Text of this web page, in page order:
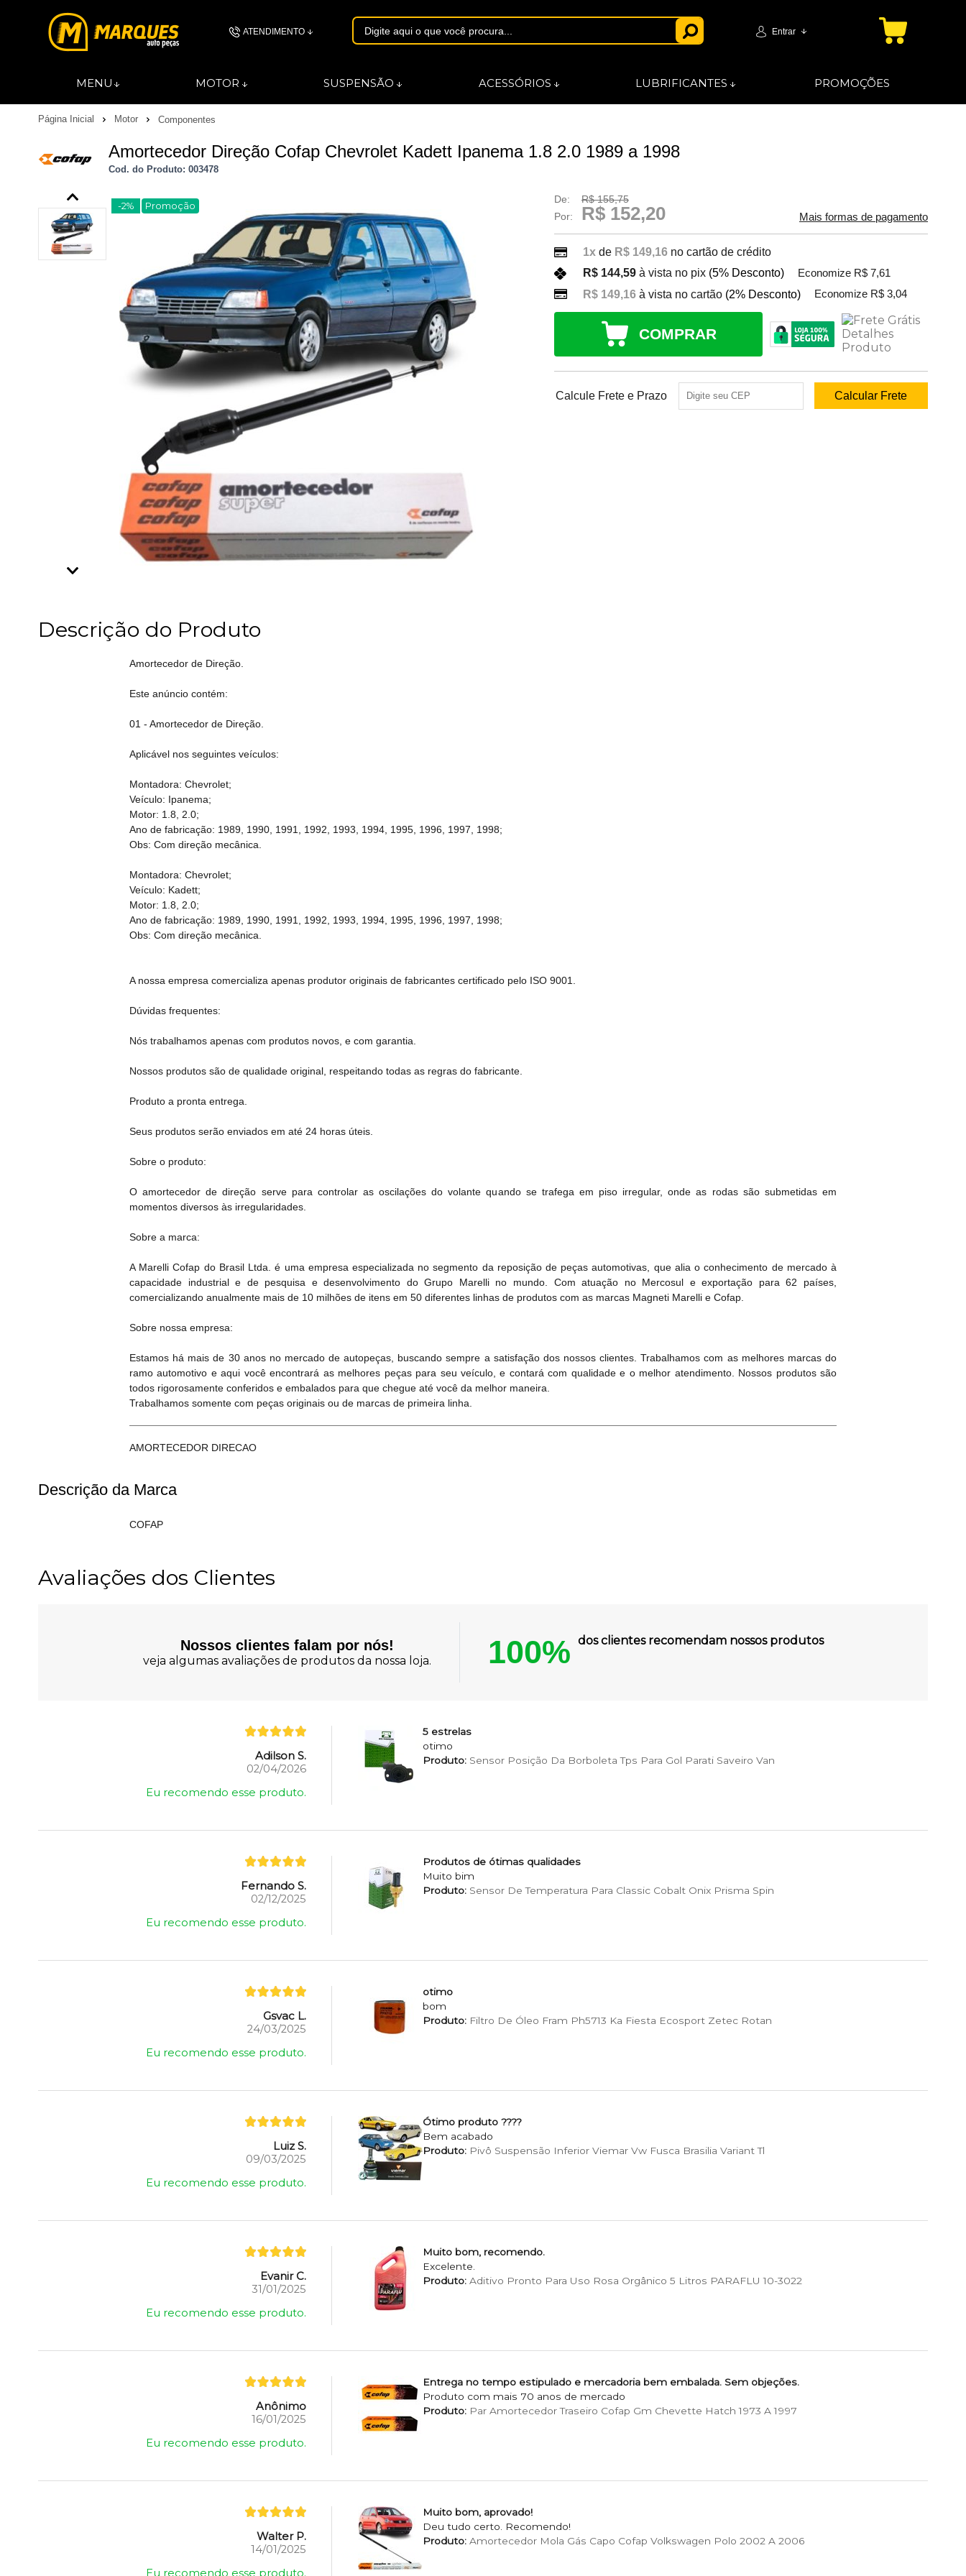
ATENDIMENTO Entrar
MENU MOTOR SUSPENSÃO ACESSÓRIOS LUBRIFICANTES PROMOÇÕES
Página Inicial Motor Componentes
Amortecedor Direção Cofap Chevrolet Kadett Ipanema 1.8 2.0 1989 a 1998
Cod. do Produto: 003478
-2% Promoção
De:
R$ 155,75
Por:
R$ 152,20 Mais formas de pagamento
1x de R$ 149,16 no cartão de crédito
R$ 144,59à vista no pix (5% Desconto) Economize R$ 7,61
R$ 149,16à vista no cartão (2% Desconto) Economize R$ 3,04
COMPRAR
Calcule Frete e Prazo
Descrição do Produto
Amortecedor de Direção.
Este anúncio contém:
01 - Amortecedor de Direção.
Aplicável nos seguintes veículos:
Montadora: Chevrolet;
Veículo: Ipanema;
Motor: 1.8, 2.0;
Ano de fabricação: 1989, 1990, 1991, 1992, 1993, 1994, 1995, 1996, 1997, 1998;
Obs: Com direção mecânica.
Montadora: Chevrolet;
Veículo: Kadett;
Motor: 1.8, 2.0;
Ano de fabricação: 1989, 1990, 1991, 1992, 1993, 1994, 1995, 1996, 1997, 1998;
Obs: Com direção mecânica.
A nossa empresa comercializa apenas produtor originais de fabricantes certificado pelo ISO 9001.
Dúvidas frequentes:
Nós trabalhamos apenas com produtos novos, e com garantia.
Nossos produtos são de qualidade original, respeitando todas as regras do fabricante.
Produto a pronta entrega.
Seus produtos serão enviados em até 24 horas úteis.
Sobre o produto:
O amortecedor de direção serve para controlar as oscilações do volante quando se trafega em piso irregular, onde as rodas são submetidas em
momentos diversos às irregularidades.
Sobre a marca:
A Marelli Cofap do Brasil Ltda. é uma empresa especializada no segmento da reposição de peças automotivas, que alia o conhecimento de mercado à
capacidade industrial e de pesquisa e desenvolvimento do Grupo Marelli no mundo. Com atuação no Mercosul e exportação para 62 países,
comercializando anualmente mais de 10 milhões de itens em 50 diferentes linhas de produtos com as marcas Magneti Marelli e Cofap.
Sobre nossa empresa:
Estamos há mais de 30 anos no mercado de autopeças, buscando sempre a satisfação dos nossos clientes. Trabalhamos com as melhores marcas do
ramo automotivo e aqui você encontrará as melhores peças para seu veículo, e contará com qualidade e o melhor atendimento. Nossos produtos são
todos rigorosamente conferidos e embalados para que chegue até você da melhor maneira.
Trabalhamos somente com peças originais ou de marcas de primeira linha.
AMORTECEDOR DIRECAO
Descrição da Marca
COFAP
Avaliações dos Clientes
Nossos clientes falam por nós!
veja algumas avaliações de produtos da nossa loja. 100% dos clientes recomendam nossos produtos
Adilson S.
02/04/2026
Eu recomendo esse produto.
5 estrelas
otimo
Produto:Sensor Posição Da Borboleta Tps Para Gol Parati Saveiro Van
Fernando S.
02/12/2025
Eu recomendo esse produto.
Produtos de ótimas qualidades
Muito bim
Produto:Sensor De Temperatura Para Classic Cobalt Onix Prisma Spin
Gsvac L.
24/03/2025
Eu recomendo esse produto.
otimo
bom
Produto:Filtro De Óleo Fram Ph5713 Ka Fiesta Ecosport Zetec Rotan
Luiz S.
09/03/2025
Eu recomendo esse produto.
Ótimo produto ????
Bem acabado
Produto:Pivô Suspensão Inferior Viemar Vw Fusca Brasilia Variant Tl
Evanir C.
31/01/2025
Eu recomendo esse produto.
Muito bom, recomendo.
Excelente.
Produto:Aditivo Pronto Para Uso Rosa Orgânico 5 Litros PARAFLU 10-3022
Anônimo
16/01/2025
Eu recomendo esse produto.
Entrega no tempo estipulado e mercadoria bem embalada. Sem objeções.
Produto com mais 70 anos de mercado
Produto:Par Amortecedor Traseiro Cofap Gm Chevette Hatch 1973 A 1997
Walter P.
14/01/2025
Muito bom, aprovado!
Deu tudo certo. Recomendo!
Produto:Amortecedor Mola Gás Capo Cofap Volkswagen Polo 2002 A 2006